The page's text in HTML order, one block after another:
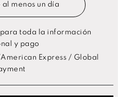
al menos un día
para toda la información
y pago
Express / Global